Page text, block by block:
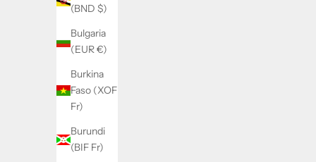
(BND $)
Bulgaria
(EUR €)
Burkina
Faso (XOF
Fr)
Burundi
(BIF Fr)